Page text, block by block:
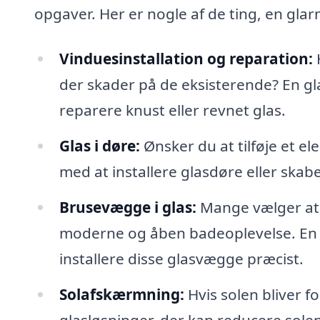
opgaver. Her er nogle af de ting, en
Vinduesinstallation og reparation:
der skader på de eksisterende? En
reparere knust eller revnet glas.
Glas i døre: Ønsker du at tilføje et
med at installere glasdøre eller
Brusevægge i glas: Mange vælger
moderne og åben badeoplevelse.
installere disse glasvægge præcist.
Solafskærmning: Hvis solen bliver